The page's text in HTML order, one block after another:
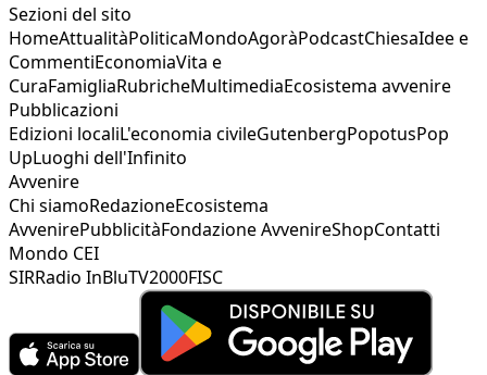
Sezioni del sito
HomeAttualitàPoliticaMondoAgoràPodcastChiesaIdee e
CommentiEconomiaVita e
CuraFamigliaRubricheMultimediaEcosistema avvenire
Pubblicazioni
Edizioni localiL'economia civileGutenbergPopotusPop
UpLuoghi dell'Infinito
Avvenire
Chi siamoRedazioneEcosistema
AvvenirePubblicitàFondazione AvvenireShopContatti
Mondo CEI
SIRRadio InBluTV2000FISC